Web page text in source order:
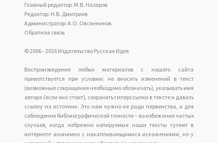
Главный редактор: М.В. Назаров
Редактор: Н.В. Дмитриев
Администратор: А.О. Овсянников
Обратная связь
© 2006 - 2026 Издательство Русская Идея
Воспроизведение любых материалов с нашего сайта
приветствуется при условии: не вносить изменений в текст
(возможные сокращения необходимо обозначать), указывать имя
автора (если оно стоит), сохранять гиперссылки в тексте и давать
ссылку на источник. Это нам нужно не ради первенства, а для
соблюдения библиографической точности – во избежание частых
случаев, когда небрежно копируемые наши тексты гуляют в
интернете анонимно с накапливающимися искажениями, но у